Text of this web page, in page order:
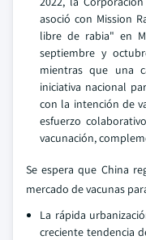
asoció con Mission
libre de rabia" en
septiembre y
mientras que una
iniciativa nacional
con la intención de
esfuerzo
vacunación,
Se espera que China
mercado de vacunas
La rápida
creciente tendencia